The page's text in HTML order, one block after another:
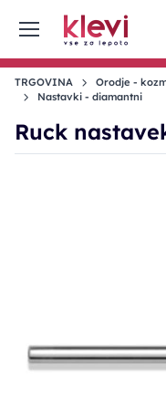
TRGOVINA Orodje -
Nastavki - diamantni
Ruck